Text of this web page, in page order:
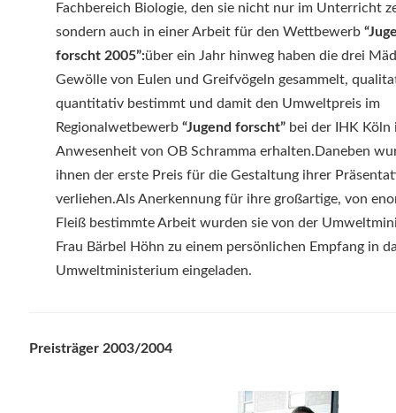
Fachbereich Biologie, den sie nicht nur im Unterricht
sondern auch in einer Arbeit für den Wettbewerb
forscht 2005”:über ein Jahr hinweg haben die drei
Gewölle von Eulen und Greifvögeln gesammelt,
quantitativ bestimmt und damit den Umweltpreis im
Regionalwetbewerb “Jugend forscht” bei der IHK Köln
Anwesenheit von OB Schramma erhalten.Daneben
ihnen der erste Preis für die Gestaltung ihrer
verliehen.Als Anerkennung für ihre großartige, von
Fleiß bestimmte Arbeit wurden sie von der
Frau Bärbel Höhn zu einem persönlichen Empfang in
Umweltministerium eingeladen.
Preisträger 2003/2004